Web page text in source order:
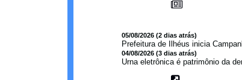
05/08/2026 (2 dias atrás)
Prefeitura de Ilhéus inicia
04/08/2026 (3 dias atrás)
Urna eletrônica é patrimônio da